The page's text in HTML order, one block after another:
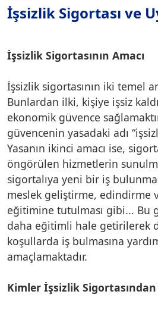
İşsizlik Sigortası ve
İşsizlik Sigortasının Amacı
İşsizlik sigortasının iki temel
Bunlardan ilki, kişiye işsiz
ekonomik güvence
güvencenin yasadaki adı
Yasanın ikinci amacı ise,
öngörülen hizmetlerin
sigortalıya yeni bir iş
meslek geliştirme, edindirme
eğitimine tutulması gibi... Bu
daha eğitimli hale getirilerek
koşullarda iş bulmasına
amaçlamaktadır.
Kimler İşsizlik